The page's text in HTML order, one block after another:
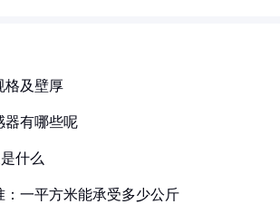
格及壁厚
器有哪些呢
什么
：一平方米能承受多少公斤